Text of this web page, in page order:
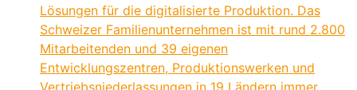
Lösungen für die digitalisierte Produktion. Das
Schweizer Familienunternehmen ist mit rund 2.800
Mitarbeitenden und 39 eigenen
Entwicklungszentren, Produktionswerken und
Vertriebsniederlassungen in 19 Ländern immer